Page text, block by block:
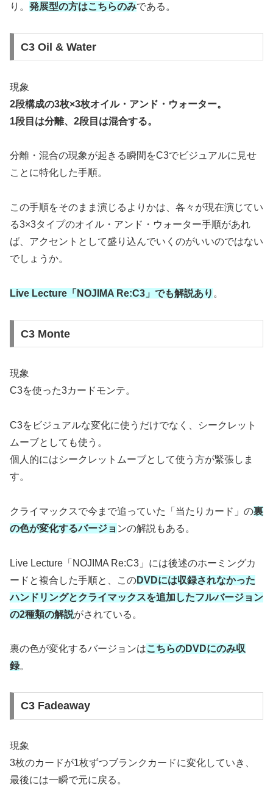
り。 発展型の方はこちらのみである。
C3 Oil & Water
現象
2段構成の3枚×3枚オイル・アンド・ウォーター。
1段目は分離、2段目は混合する。
分離・混合の現象が起きる瞬間をC3でビジュアルに見せ
ことに特化した手順。
この手順をそのまま演じるよりかは、各々が現在演じてい
る3×3タイプのオイル・アンド・ウォーター手順があれ
ば、アクセントとして盛り込んでいくのがいいのではない
でしょうか。
Live Lecture「NOJIMA Re:C3」でも解説あり 。
C3 Monte
現象
C3を使った3カードモンテ。
C3をビジュアルな変化に使うだけでなく、シークレット
ムーブとしても使う。
個人的にはシークレットムーブとして使う方が緊張しま
す。
クライマックスで今まで追っていた「当たりカード」の裏
の色が変化するバージョ ンの解説もある。
Live Lecture「NOJIMA Re:C3」には後述のホーミングカ
ードと複合した手順と、このDVDには収録されなかった
ハンドリングとクライマックスを追加したフルバージョン
の2種類の解説がされている。
裏の色が変化するバージョンはこちらのDVDにのみ収
録。
C3 Fadeaway
現象
3枚のカードが1枚ずつブランクカードに変化していき、
最後には一瞬で元に戻る。